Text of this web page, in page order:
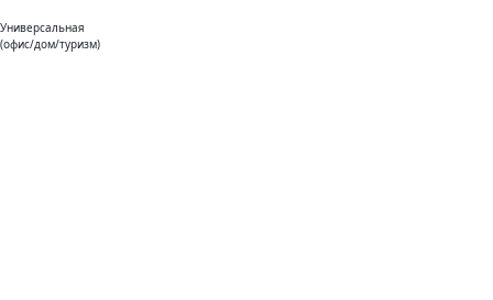
Универсальная
(офис/дом/туризм)